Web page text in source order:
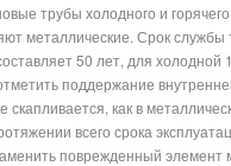
трубы холодного и
металлические. Срок службы
50 лет, для холодной
поддержание
скапливается, как в
всего срока
поврежденный элемент